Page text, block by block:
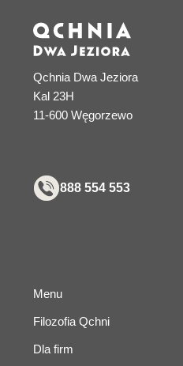
Qchnia Dwa Jeziora
Kal 23H
11-600 Węgorzewo
888 554 553
Menu
Filozofia Qchni
Dla firm